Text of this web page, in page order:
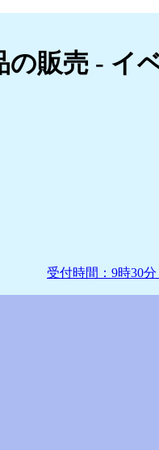
の販売 - イ
受付時間：9時30